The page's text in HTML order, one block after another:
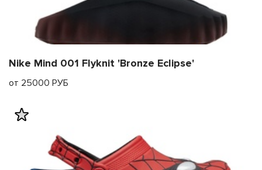
Nike Mind 001 Flyknit 'Bronze Eclipse'
от 25000 РУБ